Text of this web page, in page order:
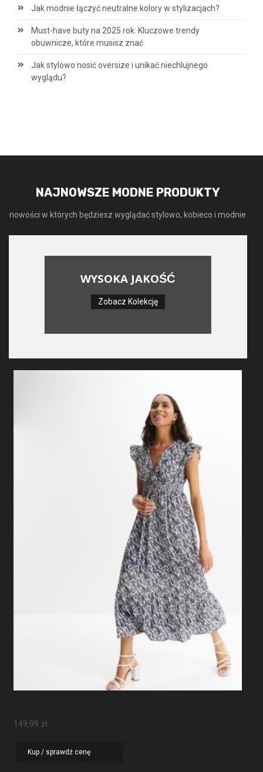
Jak modnie łączyć neutralne kolory w stylizacjach?
Must-have buty na 2025 rok: Kluczowe trendy
obuwnicze, które musisz znać
Jak stylowo nosić oversize i unikać niechlujnego
wyglądu?
NAJNOWSZE MODNE PRODUKTY
nowości w których będziesz wyglądać stylowo, kobieco i modnie
WYSOKA JAKOŚĆ
Zobacz Kolekcję
149,99 zł
Kup / sprawdź cenę